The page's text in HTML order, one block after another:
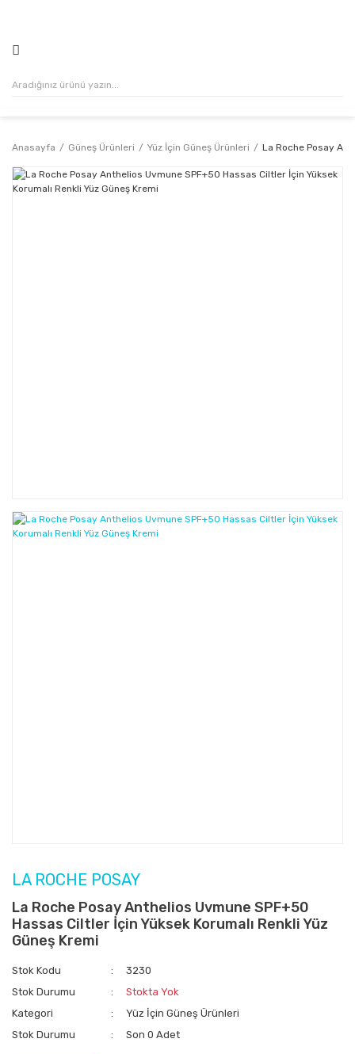
Anasayfa Güneş Ürünleri Yüz İçin Güneş Ürünleri La Roche Posay
LA ROCHE POSAY
La Roche Posay Anthelios Uvmune SPF+50
Hassas Ciltler İçin Yüksek Korumalı Renkli Yüz
Güneş Kremi
Stok Kodu
3230
Stok Durumu
Stokta Yok
Kategori
Yüz İçin Güneş Ürünleri
Stok Durumu
Son 0 Adet